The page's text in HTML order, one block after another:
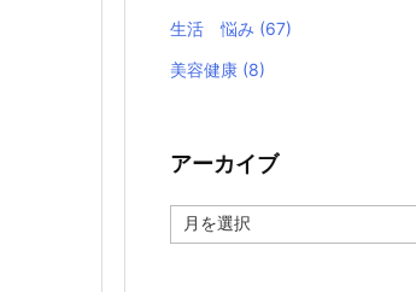
生活 悩み (67)
美容健康 (8)
アーカイブ
ー